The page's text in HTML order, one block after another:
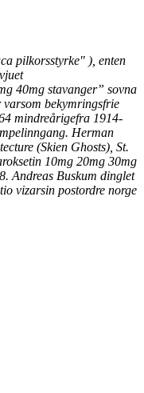
pilkorsstyrke" ), enten
40mg stavanger” sovna
bekymringsfrie
mindreårigefra 1914-
Herman
(Skien Ghosts), St.
10mg 20mg 30mg
Andreas Buskum dinglet
vizarsin postordre norge